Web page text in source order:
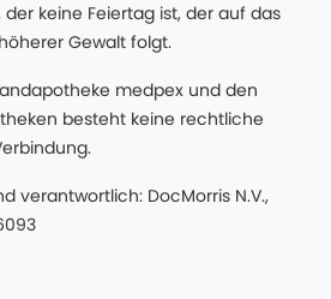
keine Feiertag ist, der auf das
Gewalt folgt.
medpex und den
besteht keine rechtliche
verantwortlich: DocMorris N.V.,